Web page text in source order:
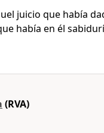
juicio que había
había en él
(RVA)